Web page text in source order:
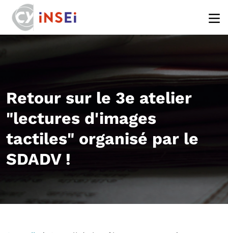
Retour sur le 3e atelier
"lectures d'images
tactiles" organisé par le
SDADV !